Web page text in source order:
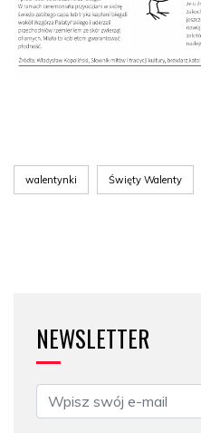
walentynki Święty Walenty
NEWSLETTER